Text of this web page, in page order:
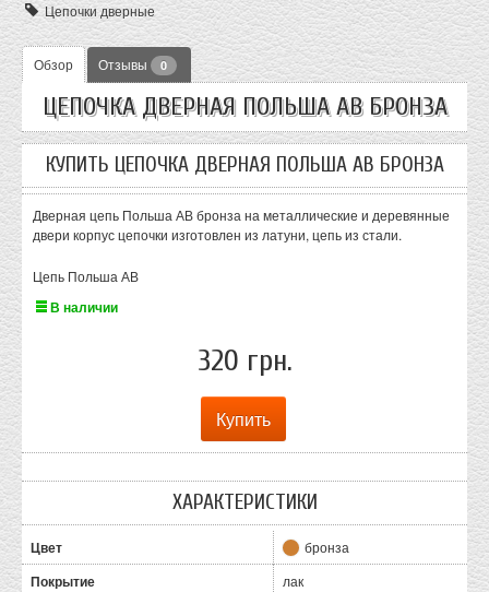
Цепочки дверные
Обзор Отзывы 0
ЦЕПОЧКА ДВЕРНАЯ ПОЛЬША АВ БРОНЗА
КУПИТЬ ЦЕПОЧКА ДВЕРНАЯ ПОЛЬША АВ БРОНЗА
Дверная цепь Польша АВ бронза на металлические и деревянные
двери корпус цепочки изготовлен из латуни, цепь из стали.
Цепь Польша АВ
В наличии
320 грн.
ХАРАКТЕРИСТИКИ
Цвет бронза
Покрытие лак